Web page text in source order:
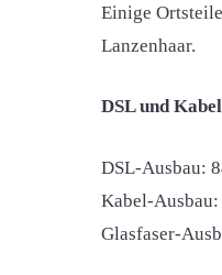
Einige
Lanzenhaar.
DSL und
DSL-Ausbau:
Kabel-Ausbau:
Glasfaser-